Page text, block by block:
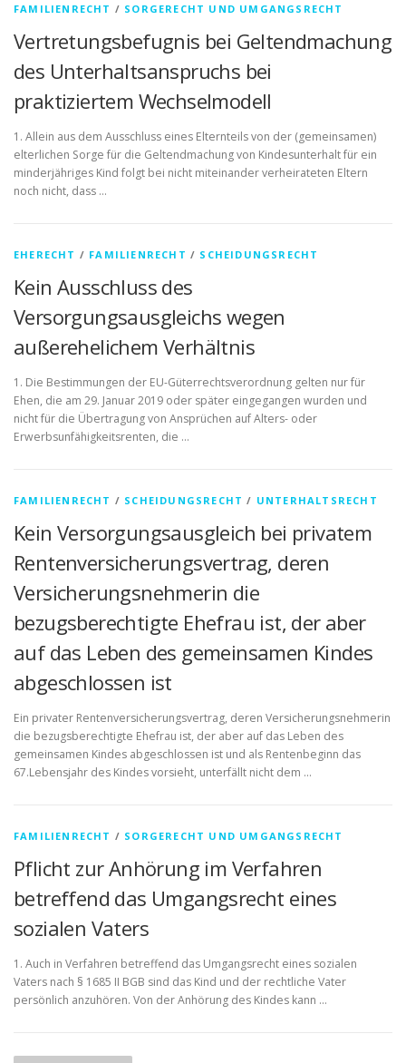
FAMILIENRECHT / SORGERECHT UND UMGANGSRECHT
Vertretungsbefugnis bei Geltendmachung
des Unterhaltsanspruchs bei
praktiziertem Wechselmodell
1. Allein aus dem Ausschluss eines Elternteils von der (gemeinsamen)
elterlichen Sorge für die Geltendmachung von Kindesunterhalt für ein
minderjähriges Kind folgt bei nicht miteinander verheirateten Eltern
noch nicht, dass …
EHERECHT / FAMILIENRECHT / SCHEIDUNGSRECHT
Kein Ausschluss des
Versorgungsausgleichs wegen
außerehelichem Verhältnis
1. Die Bestimmungen der EU-Güterrechtsverordnung gelten nur für
Ehen, die am 29. Januar 2019 oder später eingegangen wurden und
nicht für die Übertragung von Ansprüchen auf Alters- oder
Erwerbsunfähigkeitsrenten, die …
FAMILIENRECHT / SCHEIDUNGSRECHT / UNTERHALTSRECHT
Kein Versorgungsausgleich bei privatem
Rentenversicherungsvertrag, deren
Versicherungsnehmerin die
bezugsberechtigte Ehefrau ist, der aber
auf das Leben des gemeinsamen Kindes
abgeschlossen ist
Ein privater Rentenversicherungsvertrag, deren Versicherungsnehmerin
die bezugsberechtigte Ehefrau ist, der aber auf das Leben des
gemeinsamen Kindes abgeschlossen ist und als Rentenbeginn das
67.Lebensjahr des Kindes vorsieht, unterfällt nicht dem …
FAMILIENRECHT / SORGERECHT UND UMGANGSRECHT
Pflicht zur Anhörung im Verfahren
betreffend das Umgangsrecht eines
sozialen Vaters
1. Auch in Verfahren betreffend das Umgangsrecht eines sozialen
Vaters nach § 1685 II BGB sind das Kind und der rechtliche Vater
persönlich anzuhören. Von der Anhörung des Kindes kann …